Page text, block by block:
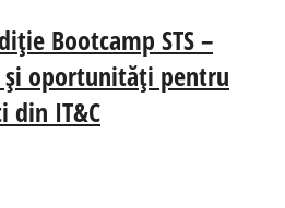
Bootcamp STS –
oportunități pentru
IT&C